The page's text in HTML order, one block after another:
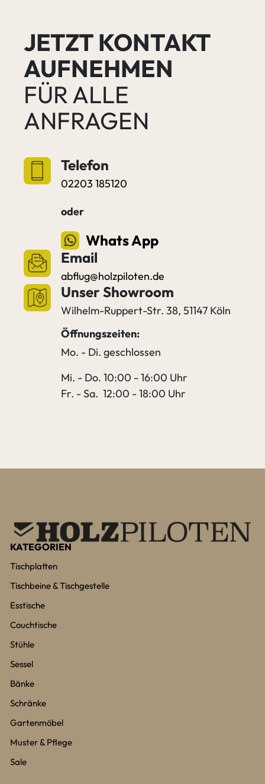
JETZT KONTAKT
AUFNEHMEN
FÜR ALLE
ANFRAGEN
Telefon
02203 185120
oder
Whats App
Email
abflug@holzpiloten.de
Unser Showroom
Wilhelm-Ruppert-Str. 38, 51147 Köln
Öffnungszeiten:
Mo. - Di. geschlossen
Mi. - Do. 10:00 - 16:00 Uhr
Fr. - Sa. 12:00 - 18:00 Uhr
KATEGORIEN
Tischplatten
Tischbeine & Tischgestelle
Esstische
Couchtische
Stühle
Sessel
Bänke
Schränke
Gartenmöbel
Muster & Pflege
Sale